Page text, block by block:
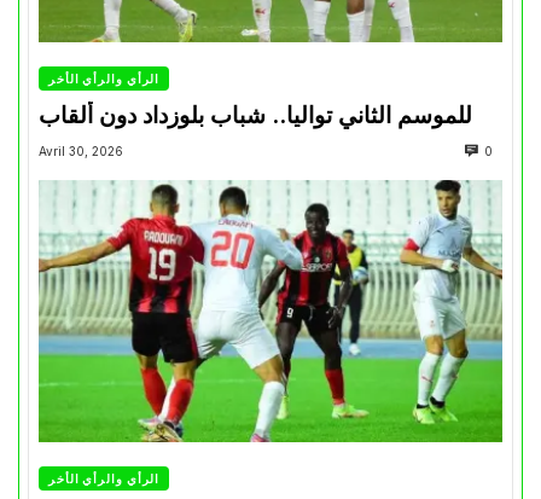
الرأي والرأي الأخر
للموسم الثاني تواليا.. شباب بلوزداد دون ألقاب
Avril 30, 2026 0
الرأي والرأي الأخر